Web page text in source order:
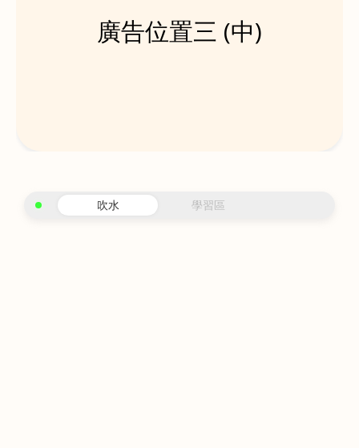
廣告位置三 (中)
吹水 學習區